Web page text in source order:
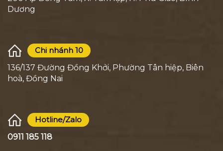
Dương
Chi nhánh 10
136/137 Đường Đồng Khởi, Phường Tân hiệp, Biên
hoà, Đồng Nai
Hotline/Zalo
0911 185 118